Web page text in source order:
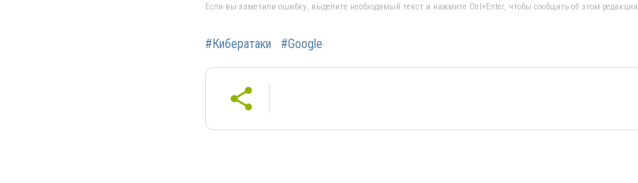
Если вы заметили ошибку, выделите необходимый текст и нажмите Ctrl+Enter, чтобы сообщить об этом редакции
#Кибератаки #Google